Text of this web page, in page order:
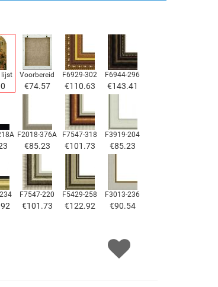
lijst Voorbereid
€74.57
F6929-302
€110.63
F6944-296
€143.41
F2018-376A
€85.23
F7547-318
€101.73
F3919-204
€85.23
F7547-220
€101.73
F5429-258
€122.92
F3013-236
€90.54
F7034-298